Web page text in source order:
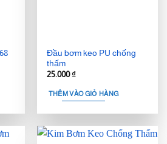
Đầu bơm keo PU chống
thấm
25.000₫
THÊM VÀO GIỎ HÀNG